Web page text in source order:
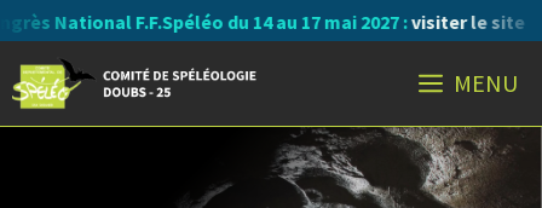
Aller
au
contenu
F.F.Spéléo du 14 au 17 mai 2027 :visiter le site
MENU